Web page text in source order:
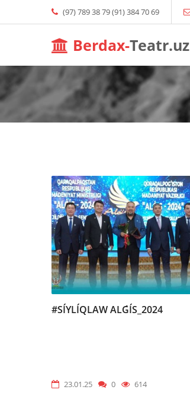
(97) 789 38 79 (91) 384 70 69
Berdax-Teatr.uz
#SÍYLÍQLAW ALǴÍS_2024
23.01.25 0 614